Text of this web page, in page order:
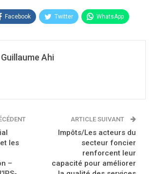
Facebook Twitter WhatsApp
Guillaume Ahi
et les
–
ARTICLE SUIVANT
Impôts/Les acteurs du
secteur foncier
renforcent leur
capacité pour améliorer